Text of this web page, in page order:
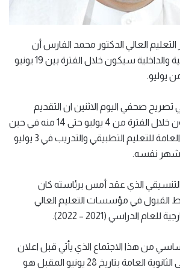
التعليم العالي الدكتور محمد الفارس أن
التقديم للبعثات الخارجية والداخلية سيكون خلال الفترة بين 19 يونيو
يوليو.
تصريح صحفي اليوم الاثنين ان التقديم
لجامعة الكويت سيكون خلال الفترة من 4 يوليو حتى 14 منه في حين
سيبدأ التقديم للهيئة العامة للتعليم التطبيقي والتدريب في 3 يوليو
التنسيقي الذي عقد أمس برئاسته كان
القبول في مؤسسات التعليم العالي
الدراسي (2021 – 2022).
من هذا الاجتماع الذي يأتي قبل اعلان
وزارة التربية نتائج خريجي الثانوية العامة بتاريخ 28 يونيو المقبل هو